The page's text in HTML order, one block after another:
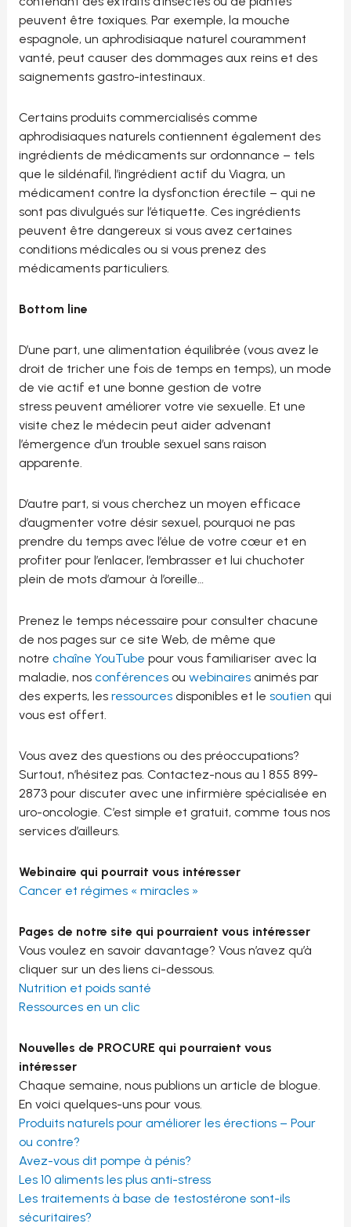
peuvent être toxiques. Par exemple, la mouche
espagnole, un aphrodisiaque naturel couramment
vanté, peut causer des dommages aux reins et des
saignements gastro-intestinaux.
Certains produits commercialisés comme
aphrodisiaques naturels contiennent également des
ingrédients de médicaments sur ordonnance – tels
que le sildénafil, l’ingrédient actif du Viagra, un
médicament contre la dysfonction érectile – qui ne
sont pas divulgués sur l’étiquette. Ces ingrédients
peuvent être dangereux si vous avez certaines
conditions médicales ou si vous prenez des
médicaments particuliers.
Bottom line
D’une part, une alimentation équilibrée (vous avez le
droit de tricher une fois de temps en temps), un mode
de vie actif et une bonne gestion de votre
stress peuvent améliorer votre vie sexuelle. Et une
visite chez le médecin peut aider advenant
l’émergence d’un trouble sexuel sans raison
apparente.
D’autre part, si vous cherchez un moyen efficace
d’augmenter votre désir sexuel, pourquoi ne pas
prendre du temps avec l’élue de votre cœur et en
profiter pour l’enlacer, l’embrasser et lui chuchoter
plein de mots d’amour à l’oreille…
Prenez le temps nécessaire pour consulter chacune
de nos pages sur ce site Web, de même que
notre chaîne YouTube pour vous familiariser avec la
maladie, nos conférencesou webinairesanimés par
des experts, les ressourcesdisponibles et le soutien qui
vous est offert.
Vous avez des questions ou des préoccupations?
Surtout, n’hésitez pas. Contactez-nous au 1 855 899-
2873 pour discuter avec une infirmière spécialisée en
uro-oncologie. C’est simple et gratuit, comme tous nos
services d’ailleurs.
Webinaire qui pourrait vous intéresser
Cancer et régimes « miracles »
Pages de notre site qui pourraient vous intéresser
Vous voulez en savoir davantage? Vous n’avez qu’à
cliquer sur un des liens ci-dessous.
Nutrition et poids santé
Ressources en un clic
Nouvelles de PROCURE qui pourraient vous
intéresser
Chaque semaine, nous publions un article de blogue.
En voici quelques-uns pour vous.
Produits naturels pour améliorer les érections – Pour
ou contre?
Avez-vous dit pompe à pénis?
Les 10 aliments les plus anti-stress
Les traitements à base de testostérone sont-ils
sécuritaires?